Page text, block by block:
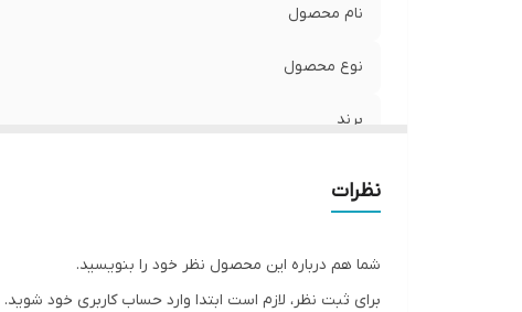
نام محصول
نوع محصول
برند
کشور سازنده
نظرات
شما هم درباره این محصول نظر خود را بنویسید.
برای ثبت نظر، لازم است ابتدا وارد حساب کاربری خود شوید.